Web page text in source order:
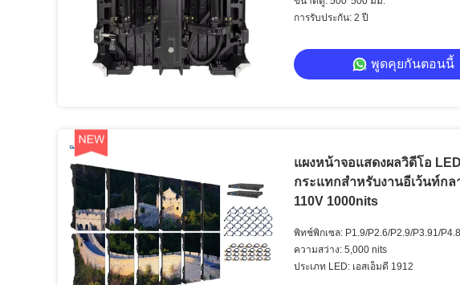
การรับประกัน: 2 ปี
พูดคุยกันตอนนี้
แผงหน้าจอแสดงผลวิดีโอ
กระแทกสำหรับงานอีเว้นท์กล
110V 1000nits
พิทช์พิกเซล: P1.9/P2.6/P2.9/P3.91/
ความสว่าง: 5,000 nits
ประเภท LED: เอสเอ็มดี 1912